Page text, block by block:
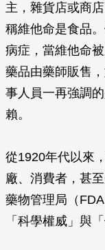
主，雜貨店或商
稱維他命是食品
病症，當維他命
藥品由藥師販售
事人員一再強調
賴。
從1920年代以來
廠、消費者，甚
藥物管理局（
「科學權威」與